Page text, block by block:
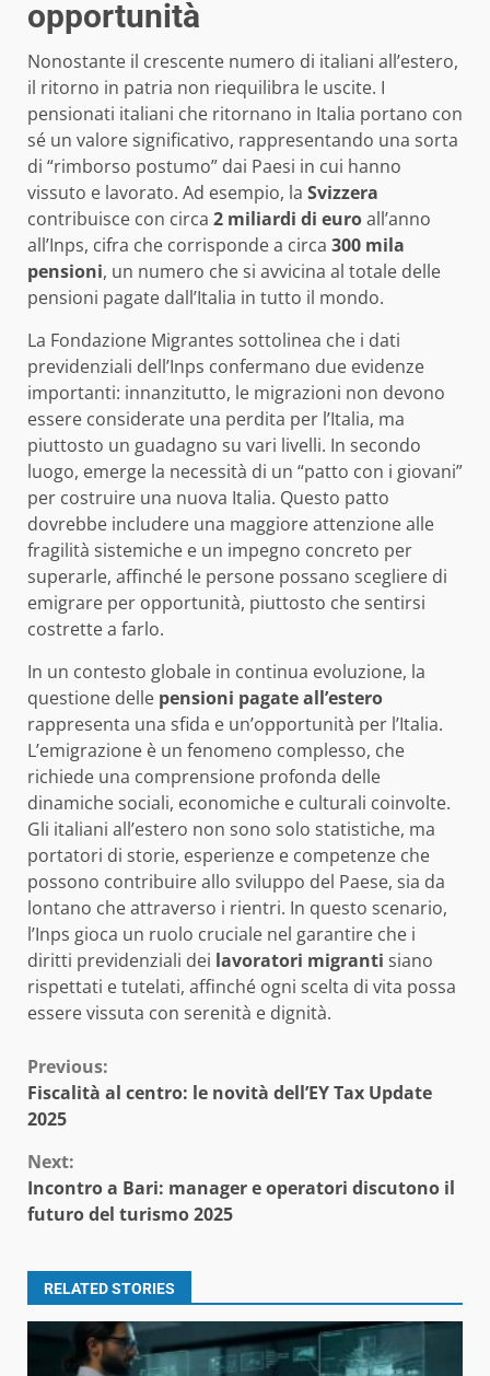
opportunità
Nonostante il crescente numero di italiani all’estero,
il ritorno in patria non riequilibra le uscite. I
pensionati italiani che ritornano in Italia portano con
sé un valore significativo, rappresentando una sorta
di “rimborso postumo” dai Paesi in cui hanno
vissuto e lavorato. Ad esempio, la Svizzera
contribuisce con circa 2 miliardi di euroall’anno
all’Inps, cifra che corrisponde a circa 300 mila
pensioni, un numero che si avvicina al totale delle
pensioni pagate dall’Italia in tutto il mondo.
La Fondazione Migrantes sottolinea che i dati
previdenziali dell’Inps confermano due evidenze
importanti: innanzitutto, le migrazioni non devono
essere considerate una perdita per l’Italia, ma
piuttosto un guadagno su vari livelli. In secondo
luogo, emerge la necessità di un “patto con i giovani”
per costruire una nuova Italia. Questo patto
dovrebbe includere una maggiore attenzione alle
fragilità sistemiche e un impegno concreto per
superarle, affinché le persone possano scegliere di
emigrare per opportunità, piuttosto che sentirsi
costrette a farlo.
In un contesto globale in continua evoluzione, la
questione delle pensioni pagate all’estero
rappresenta una sfida e un’opportunità per l’Italia.
L’emigrazione è un fenomeno complesso, che
richiede una comprensione profonda delle
dinamiche sociali, economiche e culturali coinvolte.
Gli italiani all’estero non sono solo statistiche, ma
portatori di storie, esperienze e competenze che
possono contribuire allo sviluppo del Paese, sia da
lontano che attraverso i rientri. In questo scenario,
l’Inps gioca un ruolo cruciale nel garantire che i
diritti previdenziali dei lavoratori migranti siano
rispettati e tutelati, affinché ogni scelta di vita possa
essere vissuta con serenità e dignità.
Continue
Reading
Previous:
Fiscalità al centro: le novità dell’EY Tax Update
2025
Next:
Incontro a Bari: manager e operatori discutono il
futuro del turismo 2025
RELATED STORIES